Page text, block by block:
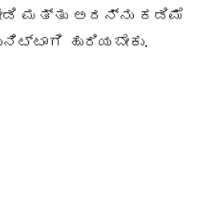
ಮತ್ತು ಅದನ್ನು ಕಡಿಮೆ
ಹುರಿಯಬೇಕು.